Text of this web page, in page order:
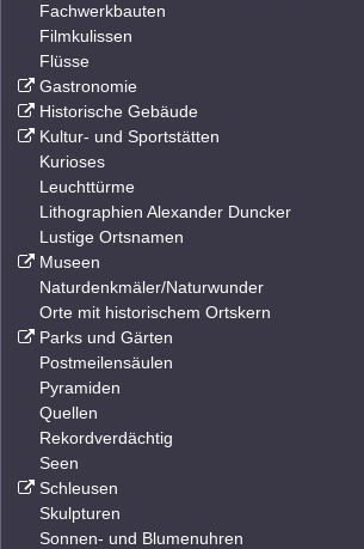
Fachwerkbauten
Filmkulissen
Flüsse
Gastronomie
Historische Gebäude
Kultur- und Sportstätten
Kurioses
Leuchttürme
Lithographien Alexander Duncker
Lustige Ortsnamen
Museen
Naturdenkmäler/Naturwunder
Orte mit historischem Ortskern
Parks und Gärten
Postmeilensäulen
Pyramiden
Quellen
Rekordverdächtig
Seen
Schleusen
Skulpturen
Sonnen- und Blumenuhren